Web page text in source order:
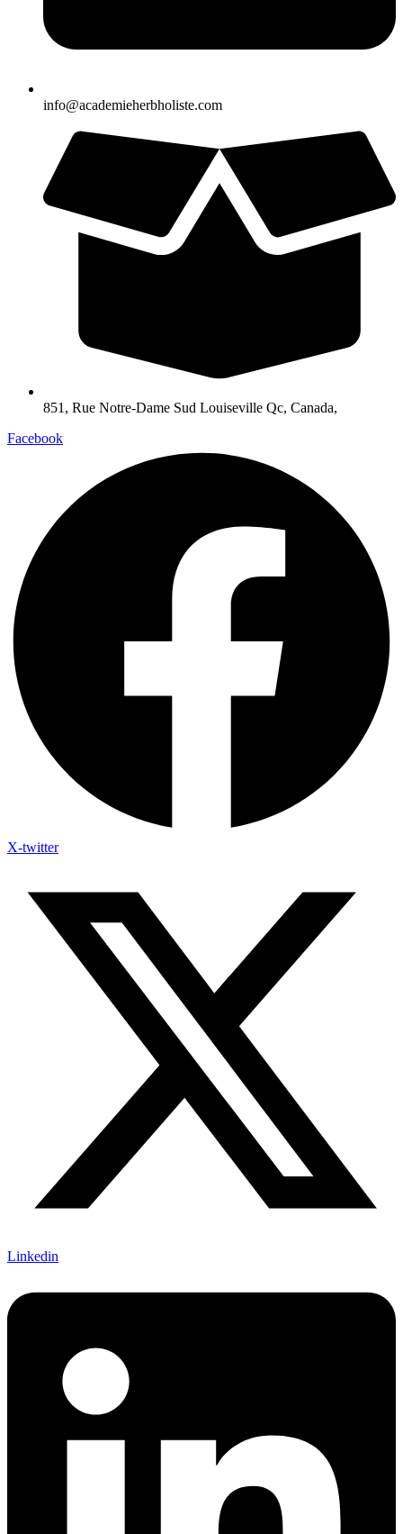
info@academieherbholiste.com
851, Rue Notre-Dame Sud Louiseville Qc, Canada,
Facebook
X-twitter
Linkedin